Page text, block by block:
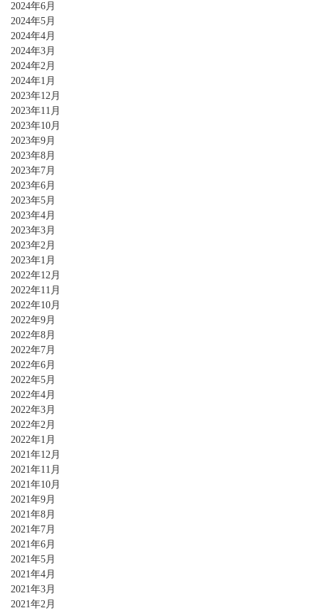
2024年6月
2024年5月
2024年4月
2024年3月
2024年2月
2024年1月
2023年12月
2023年11月
2023年10月
2023年9月
2023年8月
2023年7月
2023年6月
2023年5月
2023年4月
2023年3月
2023年2月
2023年1月
2022年12月
2022年11月
2022年10月
2022年9月
2022年8月
2022年7月
2022年6月
2022年5月
2022年4月
2022年3月
2022年2月
2022年1月
2021年12月
2021年11月
2021年10月
2021年9月
2021年8月
2021年7月
2021年6月
2021年5月
2021年4月
2021年3月
2021年2月